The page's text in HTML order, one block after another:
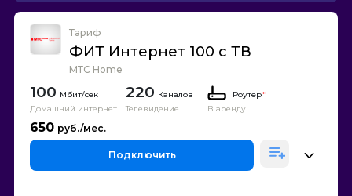
Тариф
ФИТ Интернет 100 с ТВ
МТС Home
100
Домашний интернет
220 Каналов
Телевидение
Роутер*
В аренду
650
Подключить